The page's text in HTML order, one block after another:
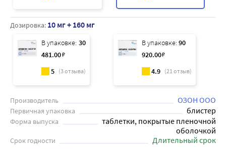
Дозировка: 10 мг + 160 мг
В упаковке: 30
481.00₽
5 (3отзыва)
В упаковке: 90
920.00₽
4.9 (21отзыв)
Производитель ОЗОН ООО
Первичная упаковка блистер
Форма выпуска
таблетки, покрытые пленочной
оболочкой
Срок годности Длительный срок